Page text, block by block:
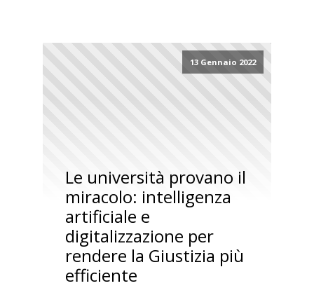
13 Gennaio 2022
Le università provano il
miracolo: intelligenza
artificiale e
digitalizzazione per
rendere la Giustizia più
efficiente